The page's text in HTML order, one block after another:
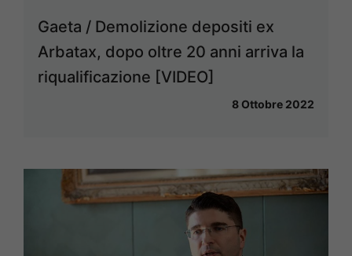
Gaeta / Demolizione depositi ex
Arbatax, dopo oltre 20 anni arriva la
riqualificazione [VIDEO]
8 Ottobre 2022